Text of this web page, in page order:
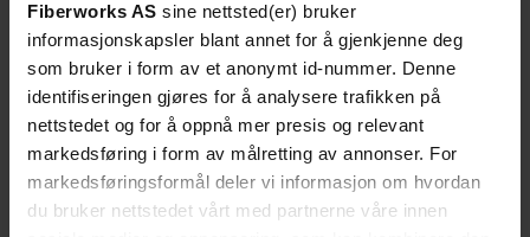
Fiberworks AS sine nettsted(er) bruker
informasjonskapsler blant annet for å gjenkjenne deg
som bruker i form av et anonymt id-nummer. Denne
identifiseringen gjøres for å analysere trafikken på
nettstedet og for å oppnå mer presis og relevant
markedsføring i form av målretting av annonser. For
markedsføringsformål deler vi informasjon om hvordan
du bruker nettstedet vårt med partnerne våre innen
Varenr: P-SM9-D2Y-FCA-LCA-
xx
Snor SM DPX E2000/APC-LC/APC
xx m
9/OS2 G.657.A2 2x ø2mm Gul
Varenr: P-SM9-D2Y-E2A-LCA-
xx
Snor SM DPX E2000/APC-
SC/APC xx m
9/OS2 G.657.A2 2x ø2mm Gul